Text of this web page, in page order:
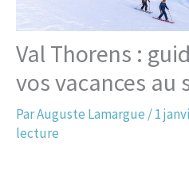
Val Thorens :
vos vacances au
ParAuguste Lamargue /1
lecture